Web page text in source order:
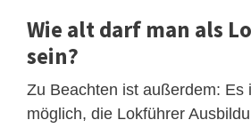
Wie alt darf man als
sein?
Zu Beachten ist außerdem: Es
möglich, die Lokführer